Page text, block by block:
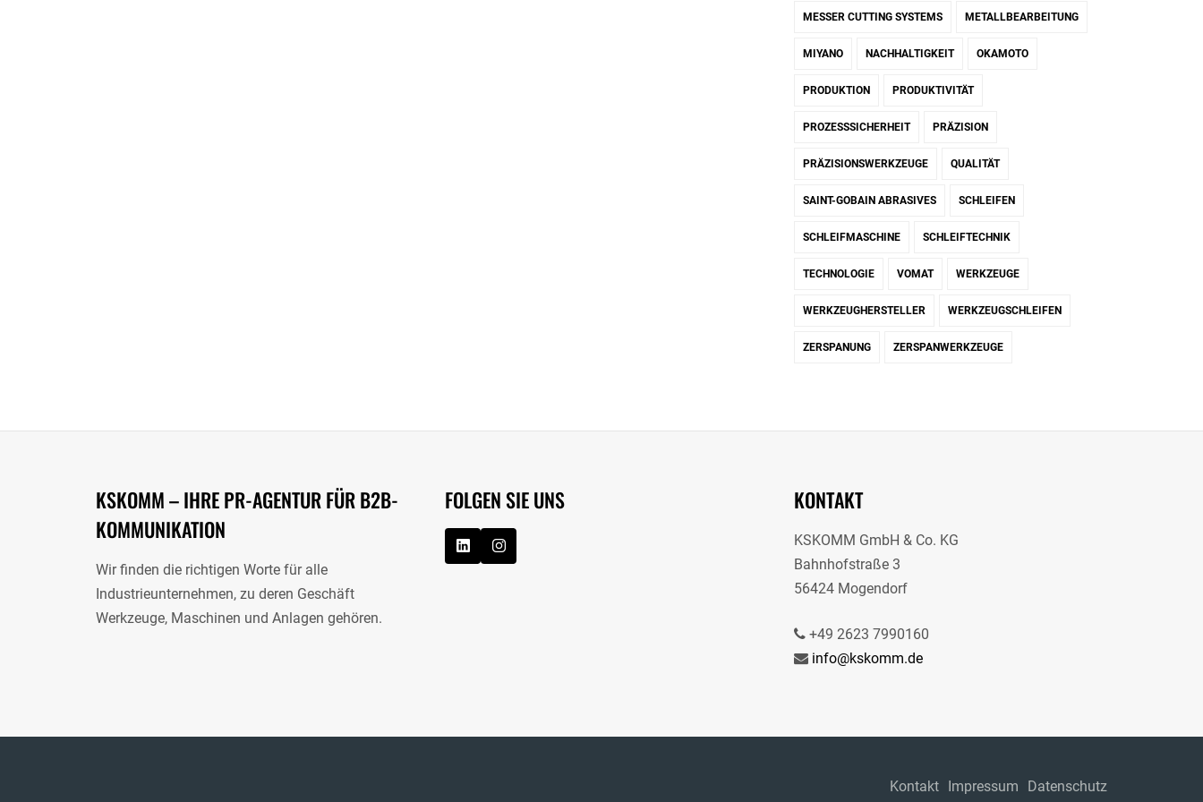
MESSER CUTTING SYSTEMS METALLBEARBEITUNG
MIYANO NACHHALTIGKEIT OKAMOTO
PRODUKTION PRODUKTIVITÄT
PROZESSSICHERHEIT PRÄZISION
PRÄZISIONSWERKZEUGE QUALITÄT
SAINT-GOBAIN ABRASIVES SCHLEIFEN
SCHLEIFMASCHINE SCHLEIFTECHNIK
TECHNOLOGIE VOMAT WERKZEUGE
WERKZEUGHERSTELLER WERKZEUGSCHLEIFEN
ZERSPANUNG ZERSPANWERKZEUGE
KSKOMM – IHRE PR-AGENTUR FÜR B2B-
KOMMUNIKATION
Wir finden die richtigen Worte für alle
Industrieunternehmen, zu deren Geschäft
Werkzeuge, Maschinen und Anlagen gehören.
FOLGEN SIE UNS KONTAKT
KSKOMM GmbH & Co. KG
Bahnhofstraße 3
56424 Mogendorf
+49 2623 7990160
info@kskomm.de
Kontakt Impressum Datenschutz